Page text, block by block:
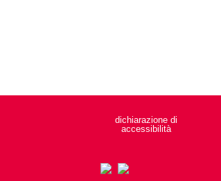
dichiarazione di
accessibilità